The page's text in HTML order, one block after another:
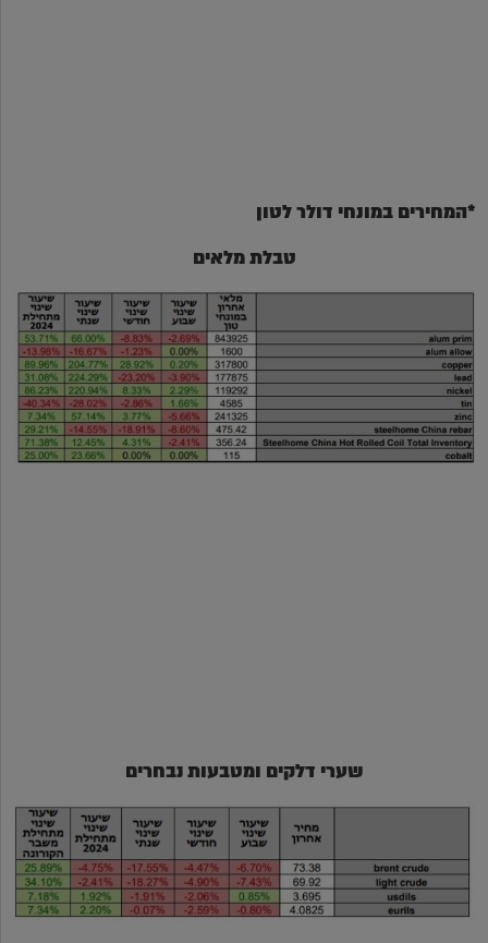
*המחירים במונחי דולר לטון
טבלת מלאים
שערי דלקים ומטבעות נבחרים